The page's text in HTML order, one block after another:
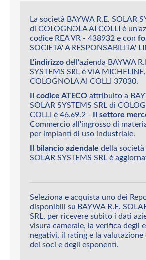
La società BAYWA R.E. SOLAR
di COLOGNOLA AI COLLI è
codice REA VR - 438932 e con
SOCIETA' A RESPONSABILITA'
L'indirizzo dell'azienda BAYWA
SYSTEMS SRL è VIA
COLOGNOLA AI COLLI 37030.
Il codice ATECO attribuito a
SOLAR SYSTEMS SRL di
COLLI è 46.69.2 - Il settore
Commercio all'ingrosso di
per impianti di uso industriale.
Il bilancio aziendale della società
SOLAR SYSTEMS SRL è
Seleziona e acquista uno dei
disponibili su BAYWA R.E.
SRL, per ricevere subito i dati
visura camerale, la verifica degli
negativi, il rating e la valutazione
dei soci e degli esponenti.